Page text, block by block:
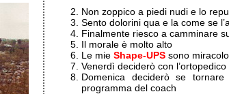
Non zoppico a piedi nudi e lo
Sento dolorini qua e la come se
Finalmente riesco a camminare
Il morale è molto alto
Le mieShape-UPS sono
Venerdì deciderò con
Domenica deciderò se
programma del coach